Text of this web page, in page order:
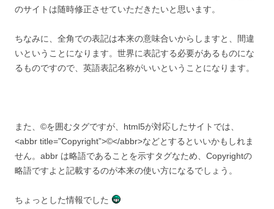
のサイトは随時修正させていただきたいと思います。
ちなみに、全角での表記は本来の意味合いからしますと、間違
いということになります。世界に表記する必要があるものにな
るものですので、英語表記名称がいいということになります。
また、©を囲むタグですが、html5が対応したサイトでは、
<abbr title=”Copyright”>©</abbr>などとするといいかもしれま
せん。abbr は略語であることを示すタグなため、Copyrightの
略語ですよと記載するのが本来の使い方になるでしょう。
ちょっとした情報でした